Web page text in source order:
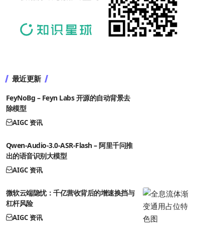
最近更新
FeyNoBg – Feyn Labs 开源的自动背景去
除模型
AIGC 资讯
Qwen-Audio-3.0-ASR-Flash – 阿里千问推
出的语音识别大模型
AIGC 资讯
微软云端隐忧：千亿营收背后的增速换挡与
杠杆风险
AIGC 资讯